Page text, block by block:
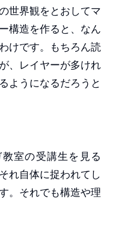
世界観をとおしてマ
構造を作ると、なん
けです。もちろん読
、レイヤーが多けれ
ようになるだろうと
室の受講生を見る
れ自体に捉われてし
。それでも構造や理